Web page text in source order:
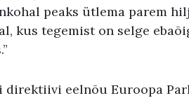
peaks ütlema parem
kus tegemist on selge
eelnõu Euroopa